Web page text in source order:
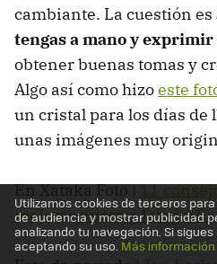
cambiante. La cuestión es
tengas a mano y
obtener buenas tomas y
Algo así como hizoeste
un cristal para los días
unas imágenes muy
En Xataka Foto |11
mejorar nuestra fotografía
Utilizamos cookies de terceros
de audiencia y mostrar publicidad
analizando tu navegación. Si
aceptando su uso. Más información